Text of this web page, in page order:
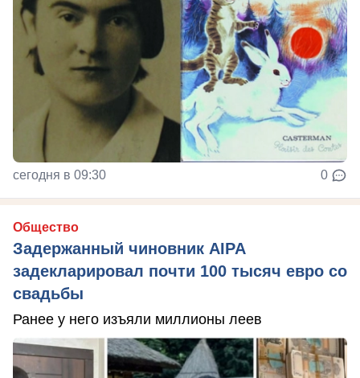
сегодня в 09:30 0
Общество
Задержанный чиновник AIPA
задекларировал почти 100 тысяч евро со
свадьбы
Ранее у него изъяли миллионы леев